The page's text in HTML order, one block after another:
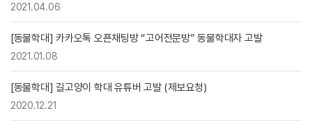
2021.04.06
[동물학대] 카카오톡 오픈채팅방 “고어전문방” 동물학대자 고발
2021.01.08
[동물학대] 길고양이 학대 유튜버 고발 (제보요청)
2020.12.21